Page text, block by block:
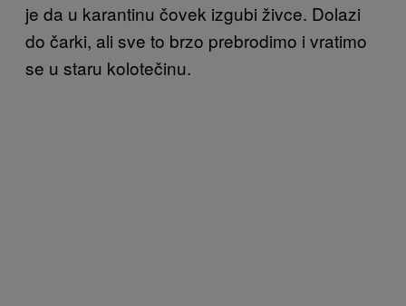
je da u karantinu čovek izgubi živce. Dolazi
do čarki, ali sve to brzo prebrodimo i vratimo
se u staru kolotečinu.